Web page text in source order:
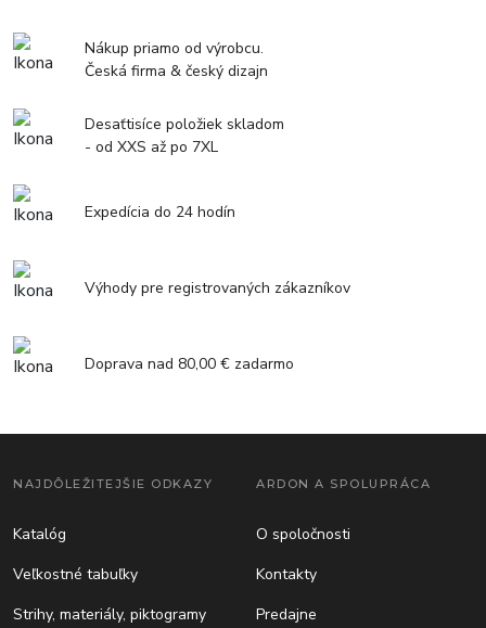
Nákup priamo od výrobcu.
Česká firma & český dizajn
Desaťtisíce položiek skladom
- od XXS až po 7XL
Expedícia do 24 hodín
Výhody pre registrovaných zákazníkov
Doprava nad 80,00 € zadarmo
NAJDÔLEŽITEJŠIE ODKAZY
Katalóg
Veľkostné tabuľky
Strihy, materiály, piktogramy
ARDON A SPOLUPRÁCA
O spoločnosti
Kontakty
Predajne